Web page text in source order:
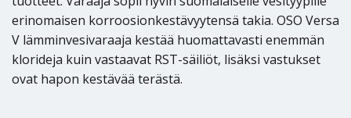
erinomaisen korroosionkestävyytensä takia. OSO Versa
V lämminvesivaraaja kestää huomattavasti enemmän
klorideja kuin vastaavat RST-säiliöt, lisäksi vastukset
ovat hapon kestävää terästä.